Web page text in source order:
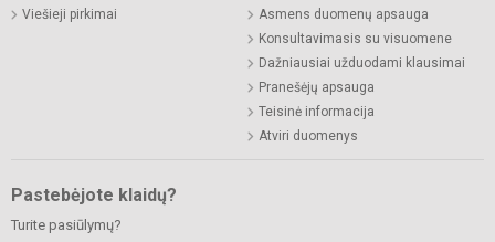
Viešieji pirkimai
Asmens duomenų apsauga
Konsultavimasis su visuomene
Dažniausiai užduodami klausimai
Pranešėjų apsauga
Teisinė informacija
Atviri duomenys
Pastebėjote klaidų?
Turite pasiūlymų?